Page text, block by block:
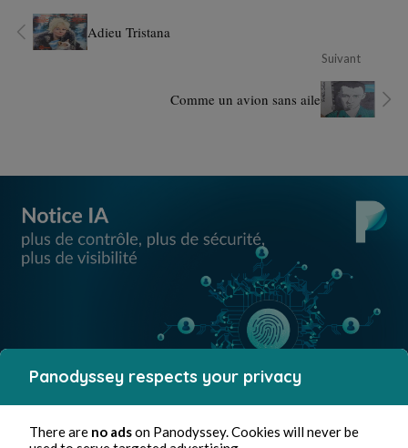
Adieu Tristana
Suivant
Comme un avion sans aile
Panodyssey respects your privacy
There are no adson Panodyssey. Cookies will never be